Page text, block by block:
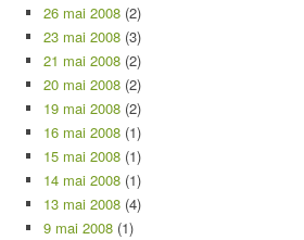
26 mai 2008 (2)
23 mai 2008 (3)
21 mai 2008 (2)
20 mai 2008 (2)
19 mai 2008 (2)
16 mai 2008 (1)
15 mai 2008 (1)
14 mai 2008 (1)
13 mai 2008 (4)
9 mai 2008 (1)